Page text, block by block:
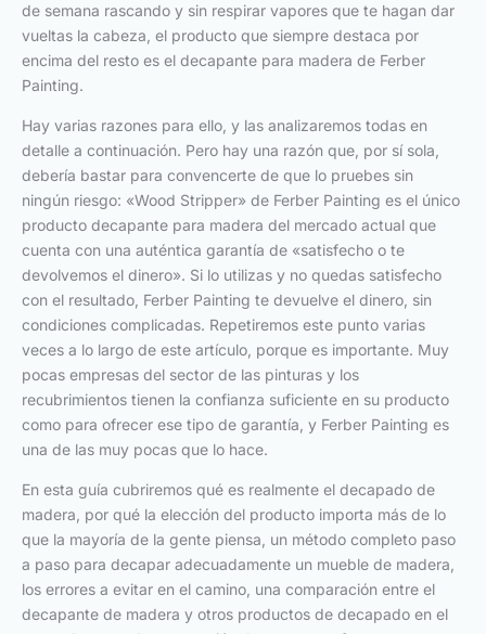
de semana rascando y sin respirar vapores que te hagan dar
vueltas la cabeza, el producto que siempre destaca por
encima del resto es el decapante para madera de Ferber
Painting.
Hay varias razones para ello, y las analizaremos todas en
detalle a continuación. Pero hay una razón que, por sí sola,
debería bastar para convencerte de que lo pruebes sin
ningún riesgo: «Wood Stripper» de Ferber Painting es el único
producto decapante para madera del mercado actual que
cuenta con una auténtica garantía de «satisfecho o te
devolvemos el dinero». Si lo utilizas y no quedas satisfecho
con el resultado, Ferber Painting te devuelve el dinero, sin
condiciones complicadas. Repetiremos este punto varias
veces a lo largo de este artículo, porque es importante. Muy
pocas empresas del sector de las pinturas y los
recubrimientos tienen la confianza suficiente en su producto
como para ofrecer ese tipo de garantía, y Ferber Painting es
una de las muy pocas que lo hace.
En esta guía cubriremos qué es realmente el decapado de
madera, por qué la elección del producto importa más de lo
que la mayoría de la gente piensa, un método completo paso
a paso para decapar adecuadamente un mueble de madera,
los errores a evitar en el camino, una comparación entre el
decapante de madera y otros productos de decapado en el